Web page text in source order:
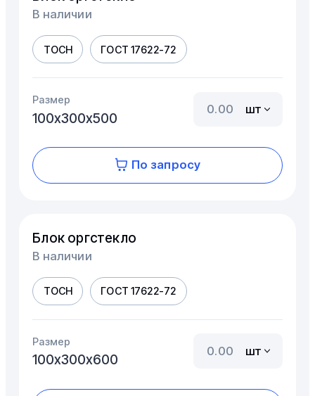
В наличии
ТОСН ГОСТ 17622-72
Размер
100х300х500
шт
По запросу
Блок оргстекло
В наличии
ТОСН ГОСТ 17622-72
Размер
100х300х600
шт